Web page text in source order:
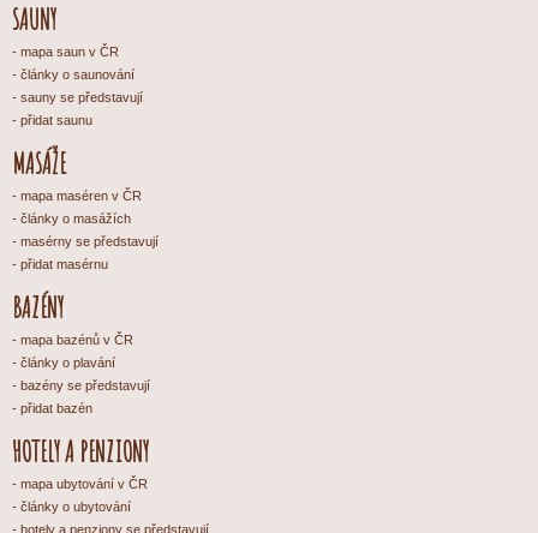
SAUNY
mapa saun v ČR
články o saunování
sauny se představují
přidat saunu
MASÁŽE
mapa maséren v ČR
články o masážích
masérny se představují
přidat masérnu
BAZÉNY
mapa bazénů v ČR
články o plavání
bazény se představují
přidat bazén
HOTELY A PENZIONY
mapa ubytování v ČR
články o ubytování
hotely a penziony se představují